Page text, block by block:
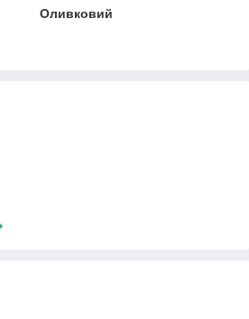
Оливковий